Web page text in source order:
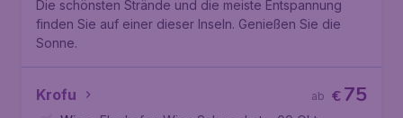
Die schönsten Strände und die meiste Entspannung
finden Sie auf einer dieser Inseln. Genießen Sie die
Sonne.
Krofu €75
ab